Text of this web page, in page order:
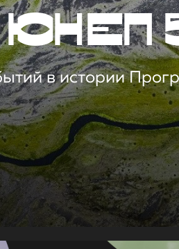
ЮНЕП
в истории